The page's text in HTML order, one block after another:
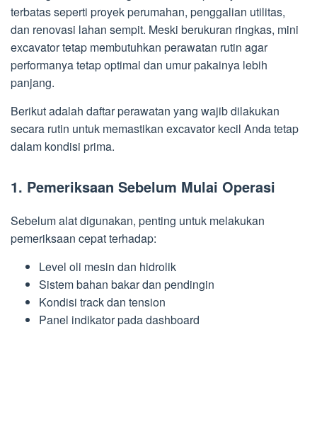
terbatas seperti proyek perumahan, penggalian utilitas,
dan renovasi lahan sempit. Meski berukuran ringkas, mini
excavator tetap membutuhkan perawatan rutin agar
performanya tetap optimal dan umur pakainya lebih
panjang.
Berikut adalah daftar perawatan yang wajib dilakukan
secara rutin untuk memastikan excavator kecil Anda tetap
dalam kondisi prima.
1. Pemeriksaan Sebelum Mulai Operasi
Sebelum alat digunakan, penting untuk melakukan
pemeriksaan cepat terhadap:
Level oli mesin dan hidrolik
Sistem bahan bakar dan pendingin
Kondisi track dan tension
Panel indikator pada dashboard